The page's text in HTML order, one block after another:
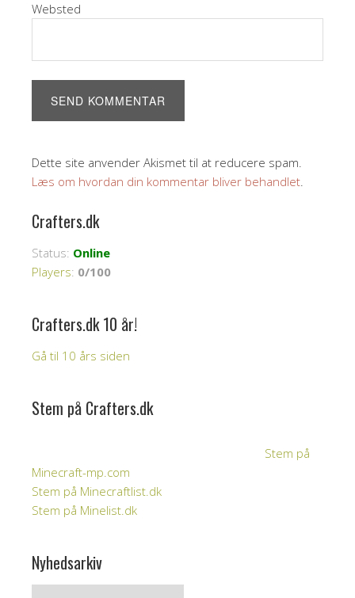
Websted
Dette site anvender Akismet til at reducere spam.
Læs om hvordan din kommentar bliver behandlet.
Crafters.dk
Status: Online
Players: 0/100
Crafters.dk 10 år!
Gå til 10 års siden
Stem på Crafters.dk
Stem på
Minecraft-mp.com
Stem på Minecraftlist.dk
Stem på Minelist.dk
Nyhedsarkiv